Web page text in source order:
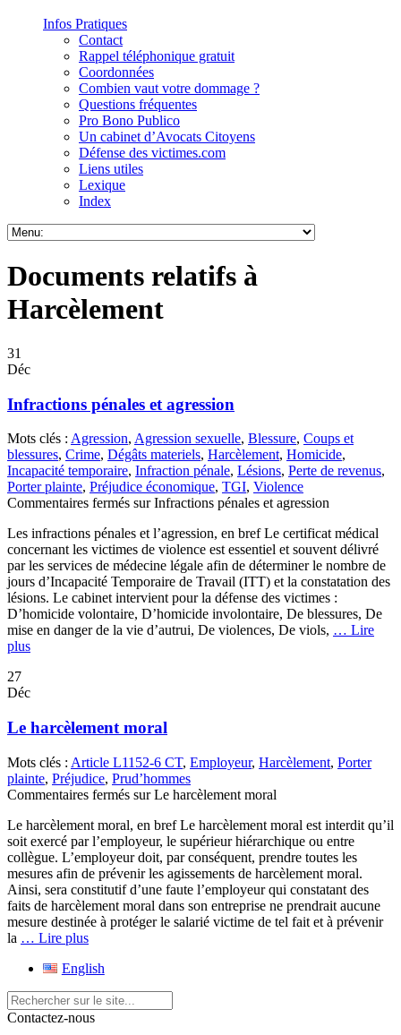
Infos Pratiques
Contact
Rappel téléphonique gratuit
Coordonnées
Combien vaut votre dommage ?
Questions fréquentes
Pro Bono Publico
Un cabinet d’Avocats Citoyens
Défense des victimes.com
Liens utiles
Lexique
Index
Documents relatifs à
Harcèlement
31
Déc
Infractions pénales et agression
Mots clés : Agression, Agression sexuelle, Blessure, Coups et
blessures, Crime, Dégâts materiels, Harcèlement, Homicide,
Incapacité temporaire, Infraction pénale, Lésions, Perte de revenus,
Porter plainte, Préjudice économique, TGI, Violence
Commentaires fermés sur Infractions pénales et agression
Les infractions pénales et l’agression, en bref Le certificat médical
concernant les victimes de violence est essentiel et souvent délivré
par les services de médecine légale afin de déterminer le nombre de
jours d’Incapacité Temporaire de Travail (ITT) et la constatation des
lésions. Le cabinet intervient pour la défense des victimes :
D’homicide volontaire, D’homicide involontaire, De blessures, De
mise en danger de la vie d’autrui, De violences, De viols, … Lire
plus
27
Déc
Le harcèlement moral
Mots clés : Article L1152-6 CT, Employeur, Harcèlement, Porter
plainte, Préjudice, Prud’hommes
Commentaires fermés sur Le harcèlement moral
Le harcèlement moral, en bref Le harcèlement moral est interdit qu’il
soit exercé par l’employeur, le supérieur hiérarchique ou entre
collègue. L’employeur doit, par conséquent, prendre toutes les
mesures afin de prévenir les agissements de harcèlement moral.
Ainsi, sera constitutif d’une faute l’employeur qui constatant des
faits de harcèlement moral dans son entreprise ne prendrait aucune
mesure destinée à protéger le salarié victime de tel fait et à prévenir
la … Lire plus
English
Contactez-nous